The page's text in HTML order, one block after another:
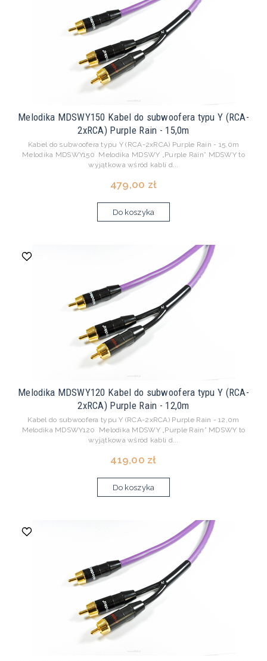
Melodika MDSWY150 Kabel do subwoofera typu Y (RCA-
2xRCA) Purple Rain - 15,0m
Kabel do subwoofera typu Y (RCA-2xRCA) Purple Rain - 15,0m
Melodika MDSWY150 Melodika MDSWY „Purple Rain” MDSWY to
wyjątkowa wśród kabli d...
479,00 zł
Do koszyka
Melodika MDSWY120 Kabel do subwoofera typu Y (RCA-
2xRCA) Purple Rain - 12,0m
Kabel do subwoofera typu Y (RCA-2xRCA) Purple Rain - 12,0m
Melodika MDSWY120 Melodika MDSWY „Purple Rain” MDSWY to
wyjątkowa wśród kabli d...
419,00 zł
Do koszyka